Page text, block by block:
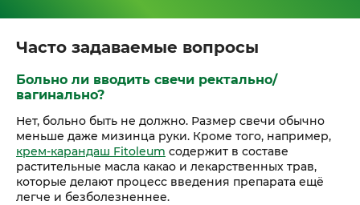
Часто задаваемые вопросы
Больно ли вводить свечи ректально/
вагинально?
Нет, больно быть не должно. Размер свечи обычно
меньше даже мизинца руки. Кроме того, например,
крем-карандаш Fitoleum содержит в составе
растительные масла какао и лекарственных трав,
которые делают процесс введения препарата ещё
легче и безболезненнее.